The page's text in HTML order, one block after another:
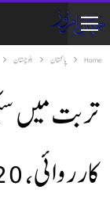
Home پاکستان بلوچستان
تربت میں